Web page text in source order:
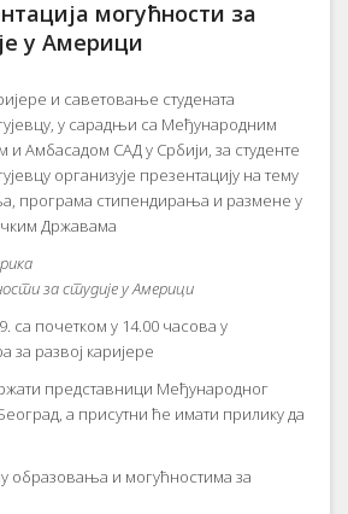
могућности за
у Америци
и саветовање студената
у сарадњи са Међународним
и Амбасадом САД у Србији, за студенте
организује презентацију на тему
програма стипендирања и размене у
Државама
за студије у Америци
са почетком у 14.00 часова у
за развој каријере
представници Међународног
а присутни ће имати прилику да
образовања и могућностима за